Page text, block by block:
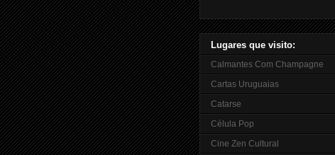
Lugares que visito:
Calmantes Com Champagne
Cartas Uruguaias
Catarse
Célula Pop
Cine Zen Cultural